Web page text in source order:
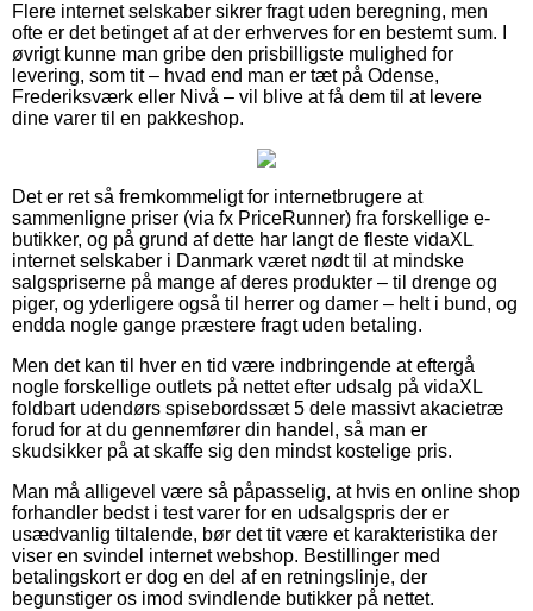
Flere internet selskaber sikrer fragt uden beregning, men
ofte er det betinget af at der erhverves for en bestemt sum. I
øvrigt kunne man gribe den prisbilligste mulighed for
levering, som tit – hvad end man er tæt på Odense,
Frederiksværk eller Nivå – vil blive at få dem til at levere
dine varer til en pakkeshop.
Det er ret så fremkommeligt for internetbrugere at
sammenligne priser (via fx PriceRunner) fra forskellige e-
butikker, og på grund af dette har langt de fleste vidaXL
internet selskaber i Danmark været nødt til at mindske
salgspriserne på mange af deres produkter – til drenge og
piger, og yderligere også til herrer og damer – helt i bund, og
endda nogle gange præstere fragt uden betaling.
Men det kan til hver en tid være indbringende at eftergå
nogle forskellige outlets på nettet efter udsalg på vidaXL
foldbart udendørs spisebordssæt 5 dele massivt akacietræ
forud for at du gennemfører din handel, så man er
skudsikker på at skaffe sig den mindst kostelige pris.
Man må alligevel være så påpasselig, at hvis en online shop
forhandler bedst i test varer for en udsalgspris der er
usædvanlig tiltalende, bør det tit være et karakteristika der
viser en svindel internet webshop. Bestillinger med
betalingskort er dog en del af en retningslinje, der
begunstiger os imod svindlende butikker på nettet.